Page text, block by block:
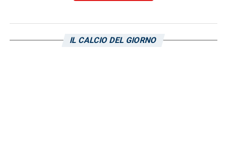
DAZN ha già acquistato il pacchetto per
Possibile che in questa assemblea di torni
IL CALCIO DEL GIORNO